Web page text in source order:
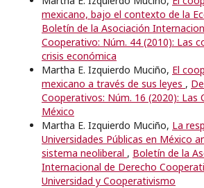
mexicano, bajo el contexto de la
Boletín de la Asociación
Cooperativo: Núm. 44 (2010): Las
crisis económica
Martha E. Izquierdo Muciño, El
mexicano a través de sus leyes ,
Cooperativos: Núm. 16 (2020): Las
México
Martha E. Izquierdo Muciño, La
Universidades Públicas en México
sistema neoliberal , Boletín de la
Internacional de Derecho
Universidad y Cooperativismo